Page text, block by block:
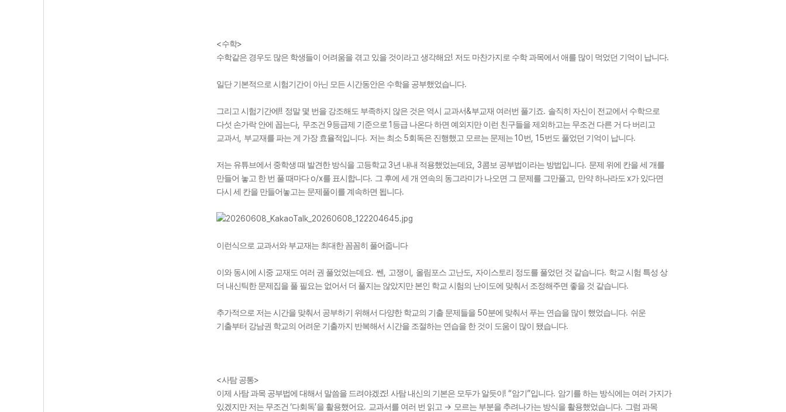
<수학>
수학같은 경우도 많은 학생들이 어려움을 겪고 있을 것이라고 생각해요! 저도 마찬가지로 수학 과목에서 애를 많이 먹었던 기억이 납니다.
일단 기본적으로 시험기간이 아닌 모든 시간동안은 수학을 공부했었습니다.
그리고 시험기간에 !! 정말 몇 번을 강조해도 부족하지 않은 것은 역시 교과서 &부교재 여러번 풀기죠. 솔직히 자신이 전교에서 수학으로
다섯 손가락 안에 꼽는다, 무조건 9등급제 기준으로 1 등급 나온다 하면 예외지만 이런 친구들을 제외하고는 무조건 다른 거 다 버리고
교과서
부교재를 파는 게 가장 효율적입니다. 저는 최소 5회독은 진행했고 모르는 문제는 10번 , 15번도 풀었던 기억이 납니다.
저는 유튜브에서 중학생 때 발견한 방식을 고등학교 3년 내내 적용했었는데요 , 3콤보 공부법이라는 방법입니다. 문제 위에 칸을 세 개를
만들어 놓고 한 번 풀 때마다 o/x를 표시합니다. 그 후에 세 개 연속의 동그라미가 나오면 그 문제를 그만풀고 만약 하나라도 x가 있다면
다시 세 칸을 만들어놓고는 문제풀이를 계속하면 됩니다.
이런식으로 교과서와 부교재는 최대한 꼼꼼히 풀어줍니다
이와 동시에 시중 교재도 여러 권 풀었었는데요. 쎈 고쟁이 올림포스 고난도 자이스토리 정도를 풀었던 것 같습니다. 학교 시험 특성 상
더 내신틱한 문제집을 풀 필요는 없어서 더 풀지는 않았지만 본인 학교 시험의 난이도에 맞춰서 조정해주면 좋을 것 같습니다.
추가적으로 저는 시간을 맞춰서 공부하기 위해서 다양한 학교의 기출 문제들을 50분에 맞춰서 푸는 연습을 많이 했었습니다. 쉬운
기출부터 강남권 학교의 어려운 기출까지 반복해서 시간을 조절하는 연습을 한 것이 도움이 많이 됐습니다.
<사탐 공통>
이제 사탐 과목 공부법에 대해서 말씀을 드려야겠죠! 사탐 내신의 기본은 모두가 알듯이 ! “암기 ”입니다. 암기를 하는 방식에는 여러 가지가
있겠지만 저는 무조건 ‘다회독’을 활용했어요. 교과서를 여러 번 읽고 -> 모르는 부분을 추려나가는 방식을 활용했었습니다. 그럼 과목